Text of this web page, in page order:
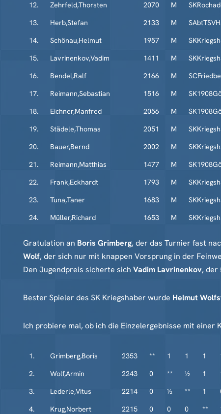
12.
Zehrfeld,Thorsten 2070 M
13.
Herb,Stefan 2133 M
14.
Schönau,Helmut 1957 M
15.
Lavrinenkov,Vadim 1411 M
16.
Bendel,Ralf 2166 M
17.
Reimann,Sebastian 1516 M
18.
Eichner,Manfred 2056 M
19.
Städele,Thomas 2051 M
20.
Bauer,Bernd 2002 M
21.
Reimann,Matthias 1477 M
22.
Frank,Eckhardt 1793 M
23.
Tuna,Taner 1683 M
24.
Müller,Richard 1653 M
Gratulation an Boris Grimberg, der das Turnier fast
Wolf, der sich nur mit knappen Vorsprung in der
Den Jugendpreis sicherte sich Vadim Lavrinenkov, der
Bester Spieler des SK Kriegshaber wurde Helmut
Ich probiere mal, ob ich die Einzelergebnisse mit einer
1. Grimberg,Boris 2353 ** 1 1 1
2.
Wolf,Armin 2243 0 ** ½ 1
3.
Lederle,Vitus 2214 0 ½ ** 1
4.
Krug,Norbert 2215 0 0 0 **